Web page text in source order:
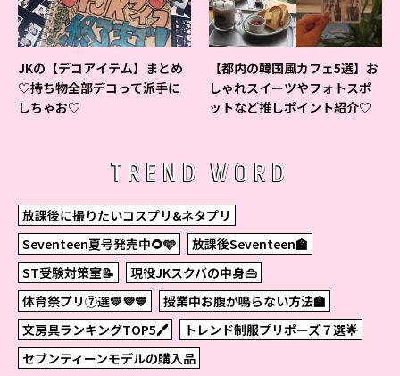
JKの【デコアイテム】まとめ
♡持ち物全部デコって派手に
しちゃお♡
【都内の韓国風カフェ5選】お
しゃれスイーツやフォトスポ
ットなど推しポイント紹介♡
TREND WORD
放課後に撮りたいコスプリ&ネタプリ
Seventeen夏号発売中🌻🩵
放課後Seventeen🏫
ST受験対策室📝
現役JKスクバの中身👜
体育祭プリ⑦選💛💜💙
授業中お腹が鳴らない方法🏫
文房具ランキングTOP5🖊
トレンド制服プリポーズ７選🌟
セブンティーンモデルの購入品